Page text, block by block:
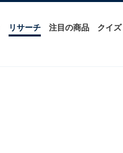
リサーチ 注目の商品 クイズ